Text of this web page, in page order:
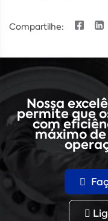
Compartilhe:
Nossa
permite que
com
máximo